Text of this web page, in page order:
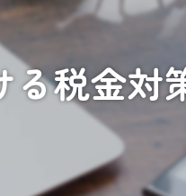
マンション
土地
査定
税金対